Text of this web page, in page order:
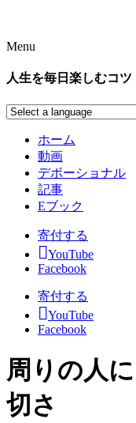
Menu
人生を毎日楽しむコツ
ホーム
動画
デボーショナル
記事
Eブック
寄付する
YouTube
Facebook
寄付する
YouTube
Facebook
周りの人
切さ